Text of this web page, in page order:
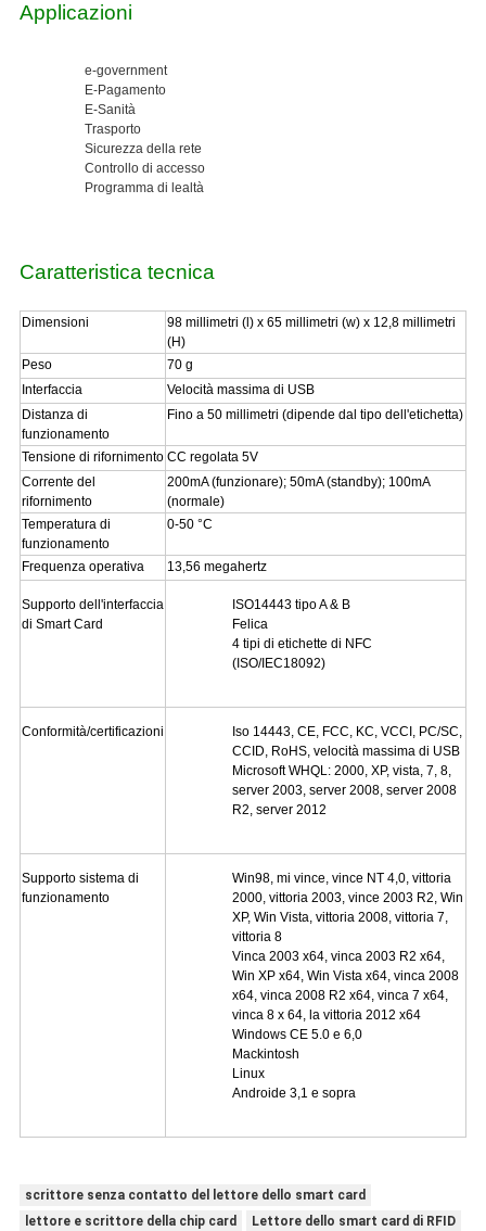
Applicazioni
e-government
E-Pagamento
E-Sanità
Trasporto
Sicurezza della rete
Controllo di accesso
Programma di lealtà
Caratteristica tecnica
Dimensioni
98 millimetri (l) x 65 millimetri (w) x 12,8 millimetri
(H)
Peso
70 g
Interfaccia
Velocità massima di USB
Distanza di
funzionamento
Fino a 50 millimetri (dipende dal tipo dell'etichetta)
Tensione di rifornimento CC regolata 5V
Corrente del
rifornimento
200mA (funzionare); 50mA (standby); 100mA
(normale)
Temperatura di
funzionamento
0-50 °C
Frequenza operativa 13,56 megahertz
Supporto dell'interfaccia
di Smart Card
ISO14443 tipo A & B
Felica
4 tipi di etichette di NFC
(ISO/IEC18092)
Conformità/certificazioni
Iso 14443, CE, FCC, KC, VCCI, PC/SC,
CCID, RoHS, velocità massima di USB
Microsoft WHQL: 2000, XP, vista, 7, 8,
server 2003, server 2008, server 2008
R2, server 2012
Supporto sistema di
funzionamento
Win98, mi vince, vince NT 4,0, vittoria
2000, vittoria 2003, vince 2003 R2, Win
XP, Win Vista, vittoria 2008, vittoria 7,
vittoria 8
Vinca 2003 x64, vinca 2003 R2 x64,
Win XP x64, Win Vista x64, vinca 2008
x64, vinca 2008 R2 x64, vinca 7 x64,
vinca 8 x 64, la vittoria 2012 x64
Windows CE 5.0 e 6,0
Mackintosh
Linux
Androide 3,1 e sopra
scrittore senza contatto del lettore dello smart card
lettore e scrittore della chip card
Lettore dello smart card di RFID